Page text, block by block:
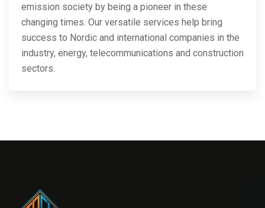
emission society by being a pioneer in these
changing times. Our versatile services help bring
success to Nordic and international companies in the
industry, energy, telecommunications and construction
sectors.